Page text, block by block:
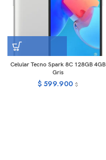
Celular Tecno Spark 8C 128GB 4GB
Gris
$ 599.900 $